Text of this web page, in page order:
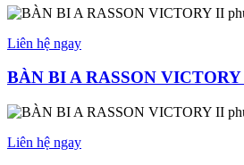
Liên hệ ngay
BÀN BI A RASSON
Liên hệ ngay